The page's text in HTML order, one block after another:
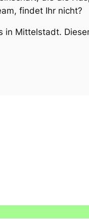
findet Ihr nicht?
in Mittelstadt.